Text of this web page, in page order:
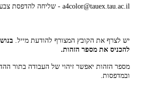
a4color@tauex.tau.ac.il - שליחה להדפסת צבע, חד צדדי, גודל A4.
יש לצרף את הקובץ המצורף להודעת מייל.
להכניס את מספר הזהות.
מספר הזהות יאפשר זיהוי של העבודה בתור
ובמדפסות.